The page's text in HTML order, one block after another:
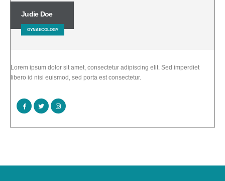
Judie Doe
GYNAECOLOGY
Lorem ipsum dolor sit amet, consectetur adipiscing elit. Sed imperdiet
libero id nisi euismod, sed porta est consectetur.